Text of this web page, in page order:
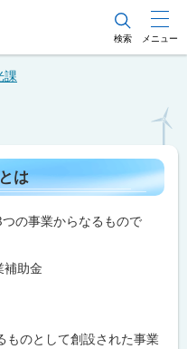
検索 メニュー
課
は
の事業からなるもので
補助金
ものとして創設された事業